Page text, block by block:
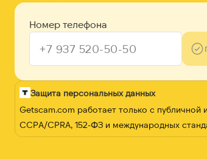
Номер телефона
Защита персональных данных
Getscam.com работает только с
CCPA/CPRA, 152-ФЗ и международных